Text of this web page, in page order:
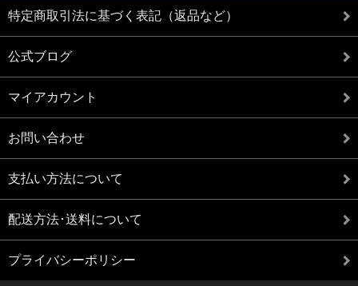
特定商取引法に基づく表記（返品など）
公式ブログ
マイアカウント
お問い合わせ
支払い方法について
配送方法･送料について
プライバシーポリシー